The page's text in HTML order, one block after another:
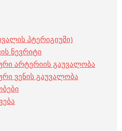
პტერიგიუმი)
ნევრიტი
არტერიის გაუვალობა
ვენის გაუვალობა